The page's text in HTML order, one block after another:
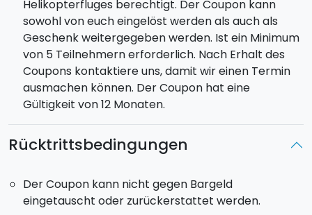
Helikopterfluges berechtigt. Der Coupon kann
sowohl von euch eingelöst werden als auch als
Geschenk weitergegeben werden. Ist ein Minimum
von 5 Teilnehmern erforderlich. Nach Erhalt des
Coupons kontaktiere uns, damit wir einen Termin
ausmachen können. Der Coupon hat eine
Gültigkeit von 12 Monaten.
Rücktrittsbedingungen
Der Coupon kann nicht gegen Bargeld
eingetauscht oder zurückerstattet werden.